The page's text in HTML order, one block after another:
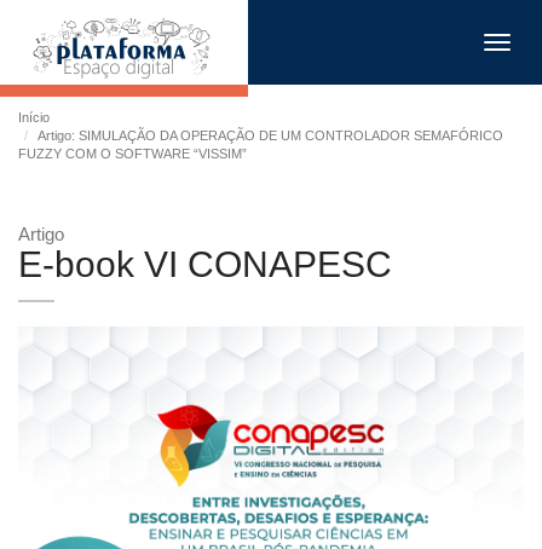
Início
Artigo: SIMULAÇÃO DA OPERAÇÃO DE UM CONTROLADOR SEMAFÓRICO
FUZZY COM O SOFTWARE “VISSIM”
Artigo
E-book VI CONAPESC